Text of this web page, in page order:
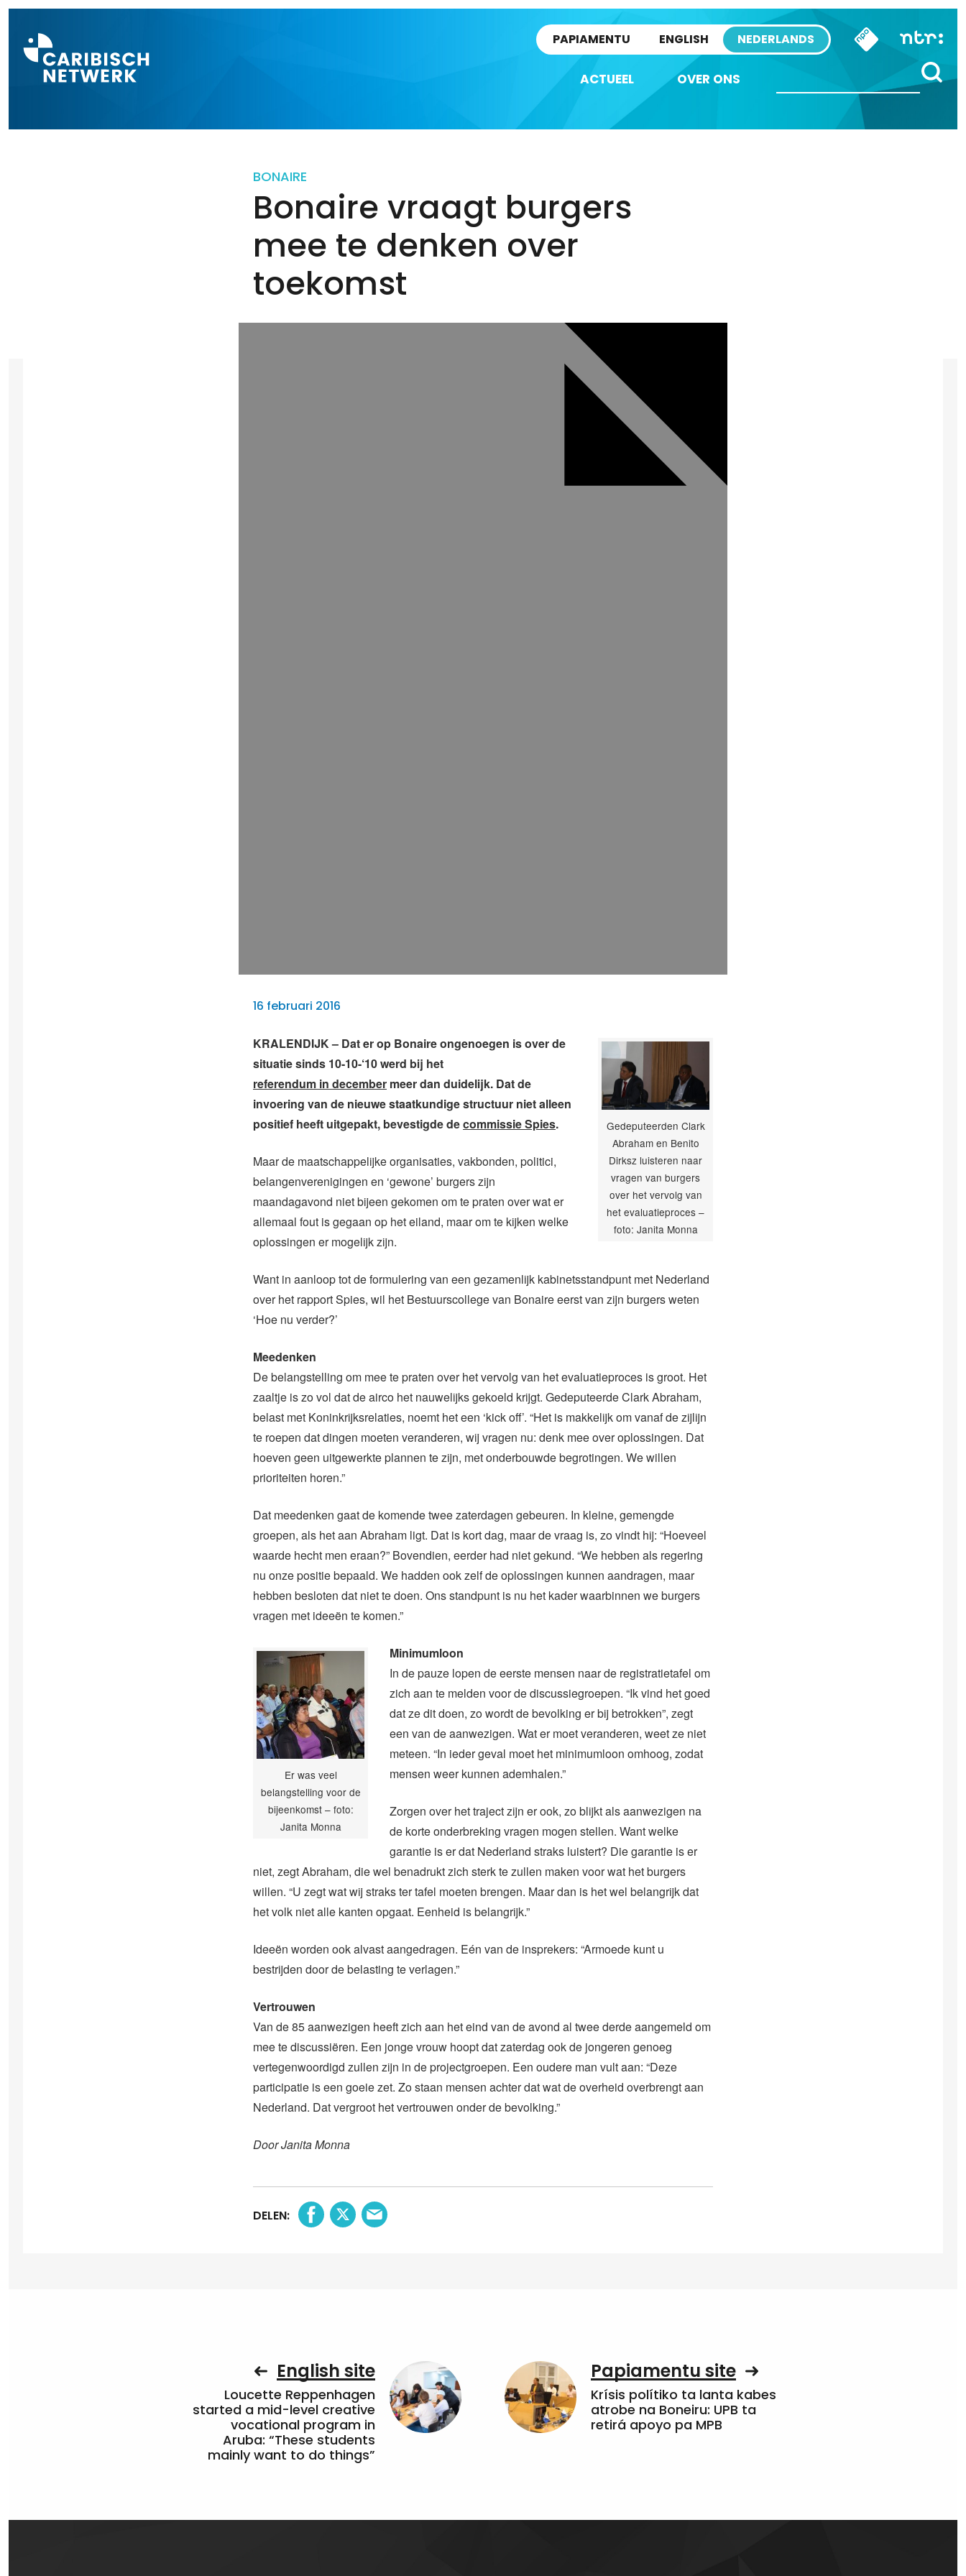
PAPIAMENTU ENGLISH NEDERLANDS
ACTUEEL OVER ONS
BONAIRE
Bonaire vraagt burgers
mee te denken over
toekomst
16 februari 2016
Gedeputeerden Clark
Abraham en Benito
Dirksz luisteren naar
vragen van burgers
over het vervolg van
het evaluatieproces –
foto: Janita Monna
KRALENDIJK – Dat er op Bonaire ongenoegen is over de
situatie sinds 10-10-‘10 werd bij het
referendum in december meer dan duidelijk. Dat de
invoering van de nieuwe staatkundige structuur niet alleen
positief heeft uitgepakt, bevestigde decommissie Spies.
Maar de maatschappelijke organisaties, vakbonden, politici,
belangenverenigingen en ‘gewone’ burgers zijn
maandagavond niet bijeen gekomen om te praten over wat er
allemaal fout is gegaan op het eiland, maar om te kijken welke
oplossingen er mogelijk zijn.
Want in aanloop tot de formulering van een gezamenlijk kabinetsstandpunt met Nederland
over het rapport Spies, wil het Bestuurscollege van Bonaire eerst van zijn burgers weten
‘Hoe nu verder?’
Meedenken
De belangstelling om mee te praten over het vervolg van het evaluatieproces is groot. Het
zaaltje is zo vol dat de airco het nauwelijks gekoeld krijgt. Gedeputeerde Clark Abraham,
belast met Koninkrijksrelaties, noemt het een ‘kick off’. “Het is makkelijk om vanaf de zijlijn
te roepen dat dingen moeten veranderen, wij vragen nu: denk mee over oplossingen. Dat
hoeven geen uitgewerkte plannen te zijn, met onderbouwde begrotingen. We willen
prioriteiten horen.”
Dat meedenken gaat de komende twee zaterdagen gebeuren. In kleine, gemengde
groepen, als het aan Abraham ligt. Dat is kort dag, maar de vraag is, zo vindt hij: “Hoeveel
waarde hecht men eraan?” Bovendien, eerder had niet gekund. “We hebben als regering
nu onze positie bepaald. We hadden ook zelf de oplossingen kunnen aandragen, maar
hebben besloten dat niet te doen. Ons standpunt is nu het kader waarbinnen we burgers
vragen met ideeën te komen.”
Er was veel
belangstelling voor de
bijeenkomst – foto:
Janita Monna
Minimumloon
In de pauze lopen de eerste mensen naar de registratietafel om
zich aan te melden voor de discussiegroepen. “Ik vind het goed
dat ze dit doen, zo wordt de bevolking er bij betrokken”, zegt
een van de aanwezigen. Wat er moet veranderen, weet ze niet
meteen. “In ieder geval moet het minimumloon omhoog, zodat
mensen weer kunnen ademhalen.”
Zorgen over het traject zijn er ook, zo blijkt als aanwezigen na
de korte onderbreking vragen mogen stellen. Want welke
garantie is er dat Nederland straks luistert? Die garantie is er
niet, zegt Abraham, die wel benadrukt zich sterk te zullen maken voor wat het burgers
willen. “U zegt wat wij straks ter tafel moeten brengen. Maar dan is het wel belangrijk dat
het volk niet alle kanten opgaat. Eenheid is belangrijk.”
Ideeën worden ook alvast aangedragen. Eén van de insprekers: “Armoede kunt u
bestrijden door de belasting te verlagen.”
Vertrouwen
Van de 85 aanwezigen heeft zich aan het eind van de avond al twee derde aangemeld om
mee te discussiëren. Een jonge vrouw hoopt dat zaterdag ook de jongeren genoeg
vertegenwoordigd zullen zijn in de projectgroepen. Een oudere man vult aan: “Deze
participatie is een goeie zet. Zo staan mensen achter dat wat de overheid overbrengt aan
Nederland. Dat vergroot het vertrouwen onder de bevolking.”
Door Janita Monna
DELEN:
English site
Loucette Reppenhagen
started a mid-level creative
vocational program in
Aruba: “These students
mainly want to do things”
Papiamentu site
Krísis polítiko ta lanta kabes
atrobe na Boneiru: UPB ta
retirá apoyo pa MPB